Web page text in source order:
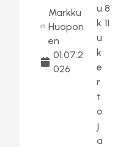
Markku
Huopon
en
01.07.2
026
u
k
u
k
e
r
t
o
j
a
8
11